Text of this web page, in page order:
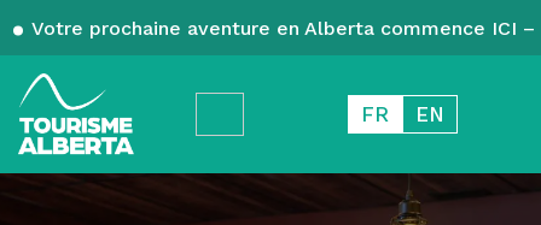
Votre prochaine aventure en Alberta commence ICI
FR EN